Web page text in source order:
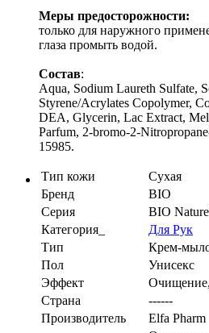
Меры предосторожности:
только для наружного
глаза промыть водой.
Состав:
Aqua, Sodium Laureth Sulfate,
Styrene/Acrylates Copolymer,
DEA, Glycerin, Lac Extract,
Parfum, 2-bromo-2-
15985.
Тип кожи
Сухая
Бренд
BIO
Серия
BIO
Категория_
Для Рук
Тип
Крем-
Пол
Унисекс
Эффект
Страна
------
Производитель
Elfa Pharm